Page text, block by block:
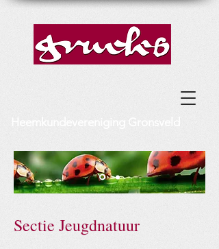
Heemkundevereniging Gronsveld
Sectie Jeugdnatuur